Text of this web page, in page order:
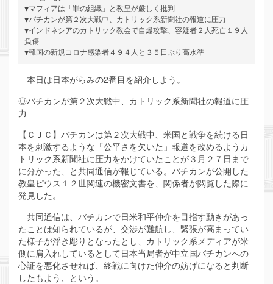
▼マフィアは「罪の組織」と教皇が厳しく批判
▼バチカンが第２次大戦中、カトリック系新聞社の報道に圧力
▼インドネシアのカトリック教会で自爆攻撃、容疑者２人死亡１９人
負傷
▼韓国の新規コロナ感染者４９４人と３５日ぶり高水準
本日は日本がらみの2番目を紹介しよう。
◎バチカンが第２次大戦中、カトリック系新聞社の報道に圧
力
【ＣＪＣ】バチカンは第２次大戦中、米国と戦争を続ける日
本を刺激するような「公平さを欠いた」報道を改めるようカ
トリック系新聞社に圧力をかけていたことが３月２７日まで
に分かった、と共同通信が報じている。バチカンが公開した
教皇ピウス１２世関連の機密文書を、関係者が閲覧した際に
発見した。
共同通信は、バチカンで日米和平仲介を目指す動きがあっ
たことは知られているが、交渉が難航し、緊張が高まってい
た様子が浮き彫りとなったとし、カトリック系メディアが米
側に肩入れしているとして日本当局者が中立国バチカンへの
心証を悪化させれば、終戦に向けた仲介の妨げになると判断
したもよう、という。